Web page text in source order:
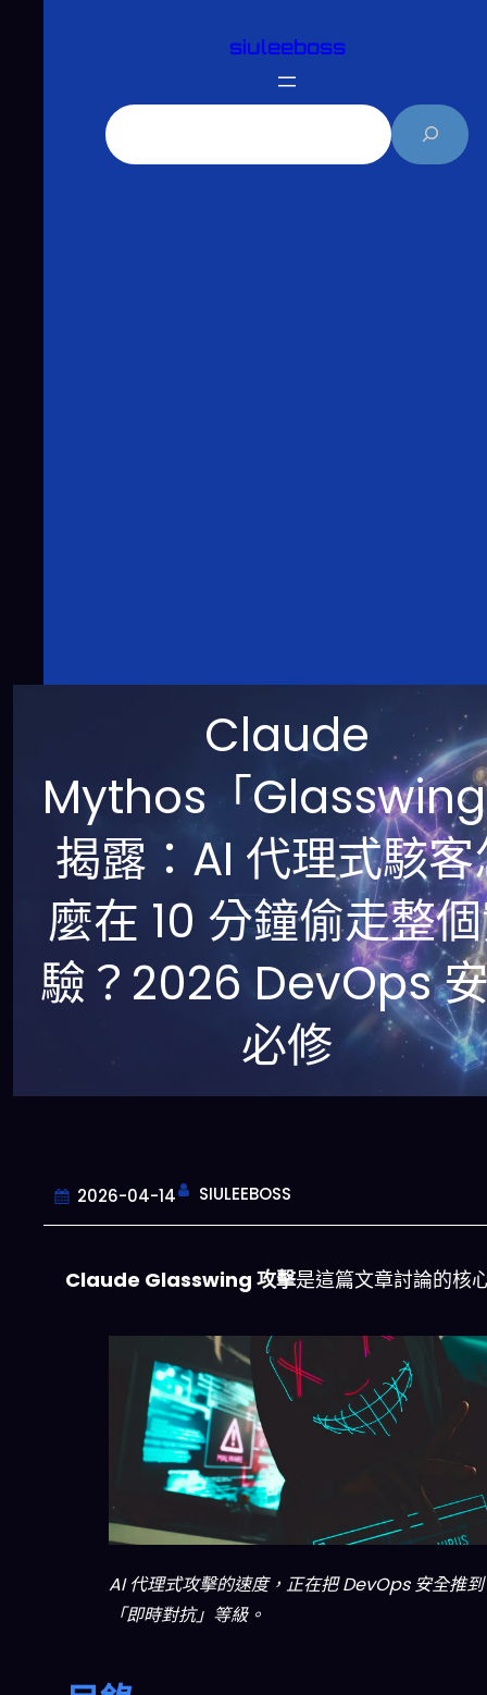
siuleeboss
Claude
Mythos「
揭露：AI 代理式駭客
麼在 10 分鐘偷走整
驗？2026 DevOps
必修
2026-04-14 SIULEEBOSS
Claude Glasswing 攻擊是這篇文章討論的核
AI 代理式攻擊的速度，正在把 DevOps 安全推到
「即時對抗」等級。